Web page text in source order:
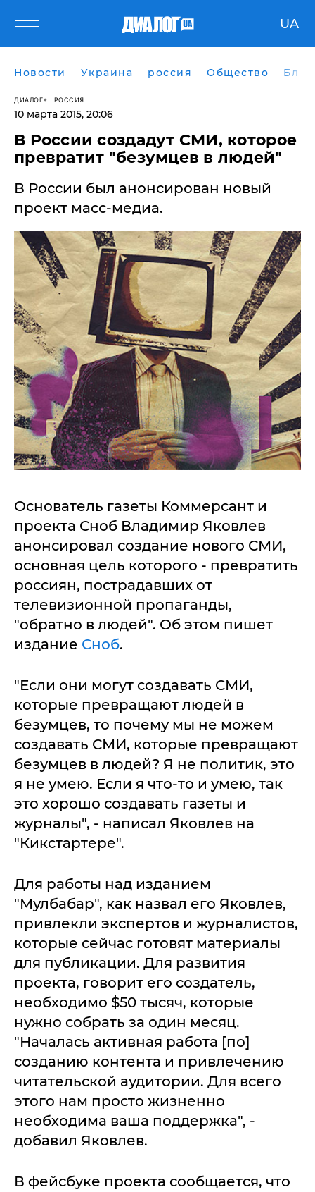
UA
Новости Украина россия Общество
ДИАЛОГ РОССИЯ
10 марта 2015, 20:06
В России создадут СМИ, которое
превратит "безумцев в людей"
В России был анонсирован новый
проект масс-медиа.
Основатель газеты Коммерсант и
проекта Сноб Владимир Яковлев
анонсировал создание нового СМИ,
основная цель которого - превратить
россиян, пострадавших от
телевизионной пропаганды,
"обратно в людей". Об этом пишет
издание Сноб.
"Если они могут создавать СМИ,
которые превращают людей в
безумцев, то почему мы не можем
создавать СМИ, которые превращают
безумцев в людей? Я не политик, это
я не умею. Если я что-то и умею, так
это хорошо создавать газеты и
журналы", - написал Яковлев на
"Кикстартере".
Для работы над изданием
"Мулбабар", как назвал его Яковлев,
привлекли экспертов и журналистов,
которые сейчас готовят материалы
для публикации. Для развития
проекта, говорит его создатель,
необходимо $50 тысяч, которые
нужно собрать за один месяц.
"Началась активная работа [по]
созданию контента и привлечению
читательской аудитории. Для всего
этого нам просто жизненно
необходима ваша поддержка", -
добавил Яковлев.
В фейсбуке проекта сообщается, что